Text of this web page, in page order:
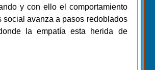
y con ello el comportamiento
social avanza a pasos redoblados
la empatía esta herida de